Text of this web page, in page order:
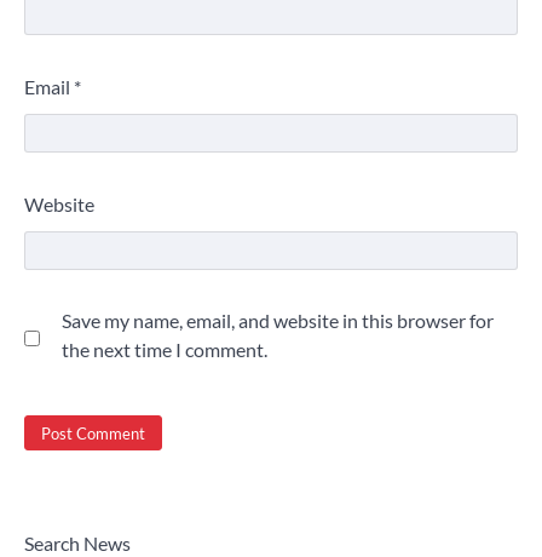
Email *
Website
Save my name, email, and website in this browser for
the next time I comment.
Search News